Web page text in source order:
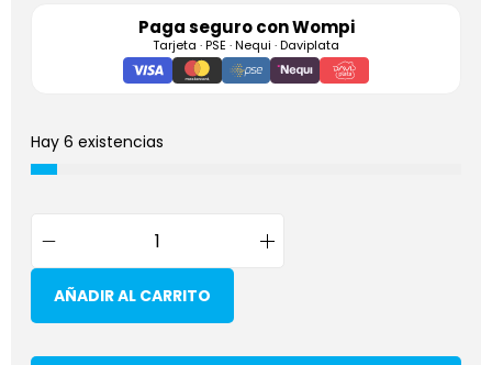
Paga seguro conWompi
Tarjeta · PSE · Nequi · Daviplata
Hay 6 existencias
AÑADIR AL CARRITO